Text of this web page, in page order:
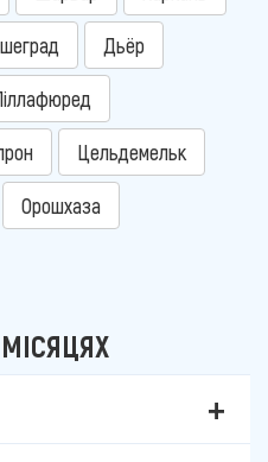
Дьёр
Цельдемельк
Орошхаза